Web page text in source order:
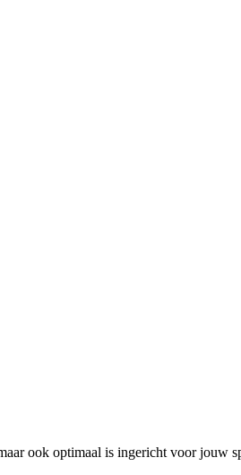
ook optimaal is ingericht voor jouw